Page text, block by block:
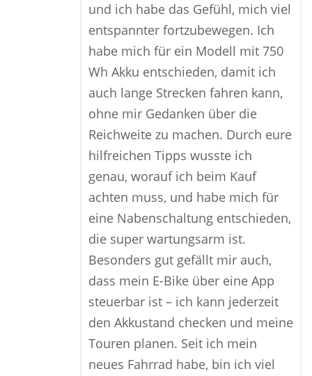
und ich habe das Gefühl, mich viel
entspannter fortzubewegen. Ich
habe mich für ein Modell mit 750
Wh Akku entschieden, damit ich
auch lange Strecken fahren kann,
ohne mir Gedanken über die
Reichweite zu machen. Durch eure
hilfreichen Tipps wusste ich
genau, worauf ich beim Kauf
achten muss, und habe mich für
eine Nabenschaltung entschieden,
die super wartungsarm ist.
Besonders gut gefällt mir auch,
dass mein E-Bike über eine App
steuerbar ist – ich kann jederzeit
den Akkustand checken und meine
Touren planen. Seit ich mein
neues Fahrrad habe, bin ich viel